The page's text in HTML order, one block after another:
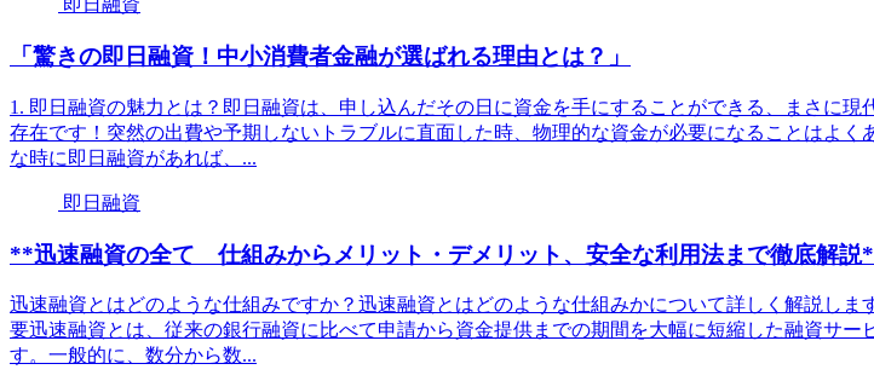
即日融資
「驚きの即日融資！中小消費者金融が選ばれる理由とは？」
1. 即日融資の魅力とは？即日融資は、申し込んだその日に資金を手にすることができる、まさに現
存在です！突然の出費や予期しないトラブルに直面した時、物理的な資金が必要になることはよく
な時に即日融資があれば、...
即日融資
**迅速融資の全て 仕組みからメリット・デメリット、安全な利用法まで徹底解説
迅速融資とはどのような仕組みですか？迅速融資とはどのような仕組みかについて詳しく解説しま
要迅速融資とは、従来の銀行融資に比べて申請から資金提供までの期間を大幅に短縮した融資サー
す。一般的に、数分から数...